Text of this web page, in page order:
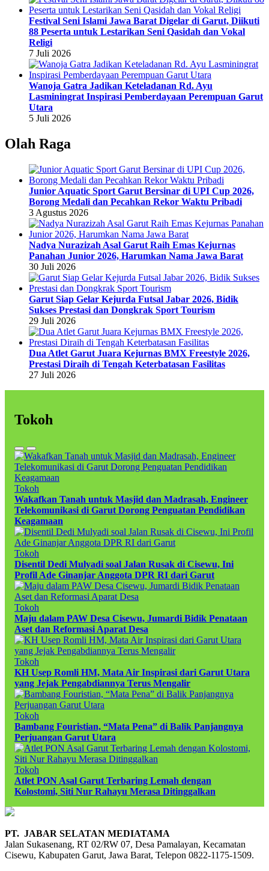
Festival Seni Islami Jawa Barat Digelar di Garut, Diikuti
88 Peserta untuk Lestarikan Seni Qasidah dan Vokal
Religi
7 Juli 2026
Wanoja Gatra Jadikan Keteladanan Rd. Ayu
Lasminingrat Inspirasi Pemberdayaan Perempuan Garut
Utara
5 Juli 2026
Olah Raga
Junior Aquatic Sport Garut Bersinar di UPI Cup 2026,
Borong Medali dan Pecahkan Rekor Waktu Pribadi
3 Agustus 2026
Nadya Nurazizah Asal Garut Raih Emas Kejurnas
Panahan Junior 2026, Harumkan Nama Jawa Barat
30 Juli 2026
Garut Siap Gelar Kejurda Futsal Jabar 2026, Bidik
Sukses Prestasi dan Dongkrak Sport Tourism
29 Juli 2026
Dua Atlet Garut Juara Kejurnas BMX Freestyle 2026,
Prestasi Diraih di Tengah Keterbatasan Fasilitas
27 Juli 2026
Tokoh
Tokoh
Wakafkan Tanah untuk Masjid dan Madrasah, Engineer
Telekomunikasi di Garut Dorong Penguatan Pendidikan
Keagamaan
Tokoh
Disentil Dedi Mulyadi soal Jalan Rusak di Cisewu, Ini
Profil Ade Ginanjar Anggota DPR RI dari Garut
Tokoh
Maju dalam PAW Desa Cisewu, Jumardi Bidik Penataan
Aset dan Reformasi Aparat Desa
Tokoh
KH Usep Romli HM, Mata Air Inspirasi dari Garut Utara
yang Jejak Pengabdiannya Terus Mengalir
Tokoh
Bambang Fouristian, “Mata Pena” di Balik Panjangnya
Perjuangan Garut Utara
Tokoh
Atlet PON Asal Garut Terbaring Lemah dengan
Kolostomi, Siti Nur Rahayu Merasa Ditinggalkan
PT. JABAR SELATAN MEDIATAMA
Jalan Sukasenang, RT 02/RW 07, Desa Pamalayan, Kecamatan
Cisewu, Kabupaten Garut, Jawa Barat, Telepon 0822-1175-1509.